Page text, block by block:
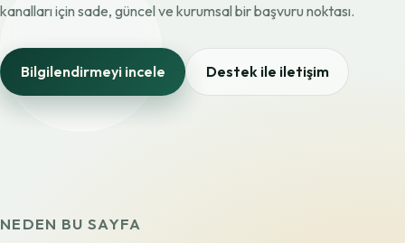
kanalları için sade, güncel ve kurumsal bir başvuru noktası.
Bilgilendirmeyi incele Destek ile iletişim
NEDEN BU SAYFA